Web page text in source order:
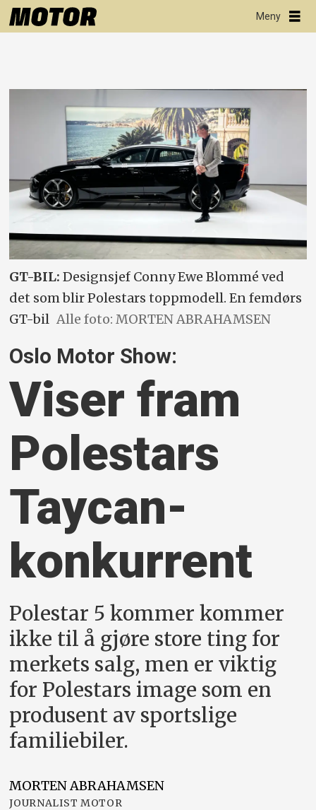
GT-BIL: Designsjef Conny Ewe Blommé ved
det som blir Polestars toppmodell. En femdørs
GT-bil Alle foto: MORTEN ABRAHAMSEN
Oslo Motor Show:
Viser fram
Polestars
Taycan-
konkurrent
Polestar 5 kommer kommer
ikke til å gjøre store ting for
merkets salg, men er viktig
for Polestars image som en
produsent av sportslige
familiebiler.
MORTEN ABRAHAMSEN
JOURNALIST MOTOR